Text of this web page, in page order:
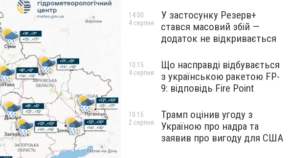
У застосунку Резерв+
стався масовий збій —
додаток не відкривається
14:00
4 серпня
Що насправді відбувається
з українською ракетою FP-
9: відповідь Fire Point
10:15
4 серпня
Трамп оцінив угоду з
Україною про надра та
заявив про вигоду для США
10:15
2 серпня